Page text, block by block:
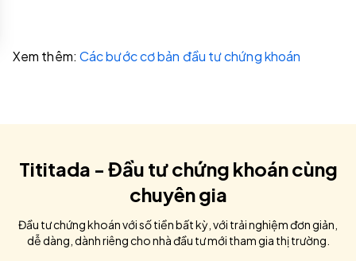
Xem thêm: Các bước cơ bản đầu tư chứng khoán
Tititada - Đầu tư chứng khoán cùng
chuyên gia
Đầu tư chứng khoán với số tiền bất kỳ, với trải nghiệm đơn giản,
dễ dàng, dành riêng cho nhà đầu tư mới tham gia thị trường.